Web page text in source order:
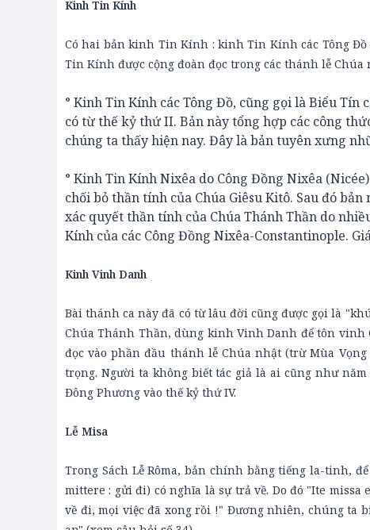
Kinh Tin Kính
Có hai bản kinh Tin Kính : kinh Tin Kính các Tông
Tin Kính được cộng đoàn đọc trong các thánh lễ
° Kinh Tin Kính các Tông Đồ, cũng gọi là Biểu
có từ thế kỷ thứ II. Bản này tổng hợp các công
chúng ta thấy hiện nay. Đây là bản tuyên xưng
° Kinh Tin Kính Nixêa do Công Đồng Nixêa
chối bỏ thần tính của Chúa Giêsu Kitô. Sau đó
xác quyết thần tính của Chúa Thánh Thần do
Kính của các Công Đồng Nixêa-Constantinople.
Kinh Vinh Danh
Bài thánh ca này đã có từ lâu đời cũng được gọi là
Chúa Thánh Thần, dùng kinh Vinh Danh để tôn vinh
đọc vào phần đầu thánh lễ Chúa nhật (trừ Mùa
trọng. Người ta không biết tác giả là ai cũng như
Đông Phương vào thế kỷ thứ IV.
Lễ Misa
Trong Sách Lễ Rôma, bản chính bằng tiếng la-tinh,
mittere : gửi đi) có nghĩa là sự trả về. Do đó "Ite
về đi, mọi việc đã xong rồi !" Đương nhiên, chúng ta